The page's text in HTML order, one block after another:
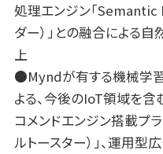
処理エンジン「Semantic
ダー）」との融合による
上
●Myndが有する機械学習
よる、今後のIoT領域を
コメンドエンジン搭載プ
ルトースター）」、運用